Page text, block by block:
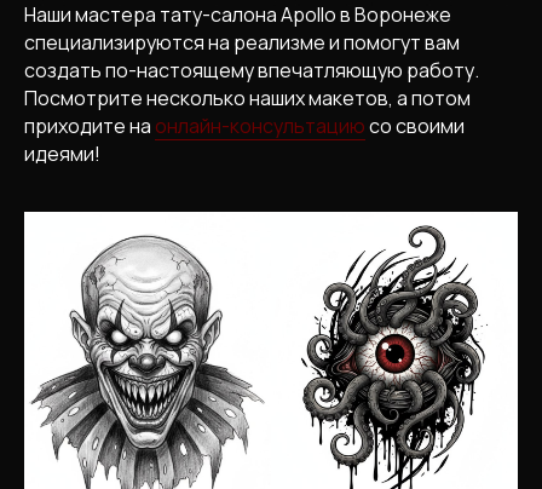
Наши мастера тату-салона Apollo в Воронеже
специализируются на реализме и помогут вам
создать по-настоящему впечатляющую работу.
Посмотрите несколько наших макетов, а потом
приходите на онлайн-консультациюсо своими
идеями!